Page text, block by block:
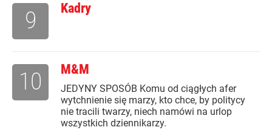
Kadry
9
M&M
JEDYNY SPOSÓB Komu od ciągłych afer
wytchnienie się marzy, kto chce, by politycy
nie tracili twarzy, niech namówi na urlop
wszystkich dziennikarzy.
10